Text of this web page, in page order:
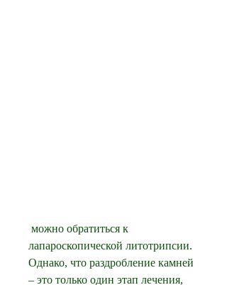
лапароскопической литотрипсии.
Однако, что раздробление камней
– это только один этап лечения,